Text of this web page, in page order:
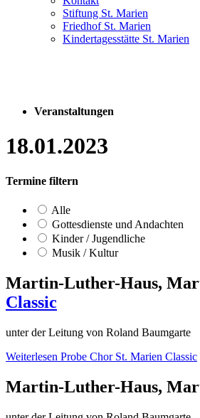
Stiftung St. Marien
Friedhof St. Marien
Kindertagesstätte St. Marien
Veranstaltungen
18.01.2023
Termine filtern
Alle
Gottesdienste und Andachten
Kinder / Jugendliche
Musik / Kultur
Martin-Luther-Haus,
Classic
unter der Leitung von Roland Baumgarte
Weiterlesen Probe Chor St. Marien Classic
Martin-Luther-Haus,